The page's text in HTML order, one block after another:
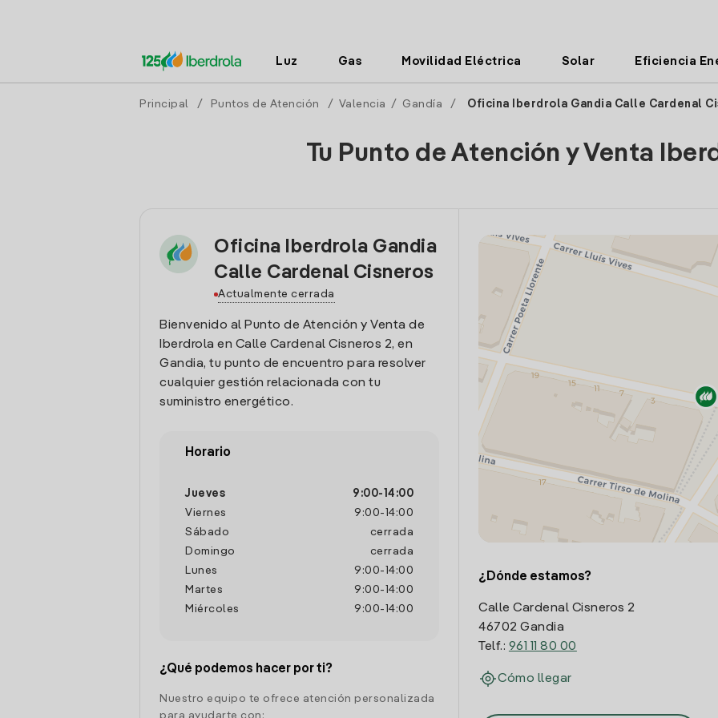
Luz Gas Movilidad Eléctrica Solar Eficiencia
Principal / Puntos de Atención / Valencia / Gandía / Oficina Iberdrola Gandia Calle Cardenal
Tu Punto de Atención y Venta
Oficina Iberdrola Gandia
Calle Cardenal Cisneros
Actualmente cerrada
Bienvenido al Punto de Atención y Venta de
Iberdrola en Calle Cardenal Cisneros 2, en
Gandia, tu punto de encuentro para resolver
cualquier gestión relacionada con tu
suministro energético.
Horario
Jueves 9:00- 14:00
Viernes
9:00- 14:00
Sábado
cerrada
Domingo
cerrada
Lunes
9:00- 14:00
Martes
9:00- 14:00
Miércoles
9:00- 14:00
¿Qué podemos hacer por ti?
Nuestro equipo te ofrece atención personalizada
para ayudarte con:
¿Dónde estamos?
Calle Cardenal Cisneros 2
46702 Gandia
Telf.: 961 11 80 00
Cómo llegar